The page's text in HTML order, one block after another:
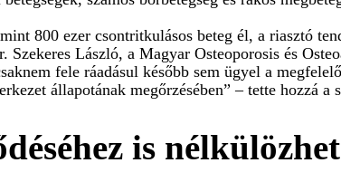
800 ezer csontritkulásos beteg él, a riasztó
László, a Magyar Osteoporosis és
fele ráadásul később sem ügyel a
állapotának megőrzésében” – tette hozzá a
is